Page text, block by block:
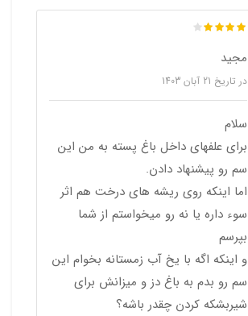
مجید
در تاریخ 21 آبان 1403
سلام
برای علفهای داخل باغ پسته به من این
سم رو پیشنهاد دادن.
اما اینکه روی ریشه های درخت هم اثر
سوء داره یا نه رو میخواستم از شما
بپرسم
و اینکه اگه با یخ آب زمستانه بخوام این
سم رو بدم به باغ دز و میزانش برای
شیربشکه کردن چقدر باشه؟